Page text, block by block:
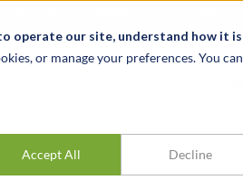
operate our site, understand how it is
or manage your preferences. You can
Accept All Decline